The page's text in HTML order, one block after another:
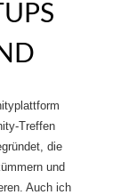
Treffen
die
und
Auch ich